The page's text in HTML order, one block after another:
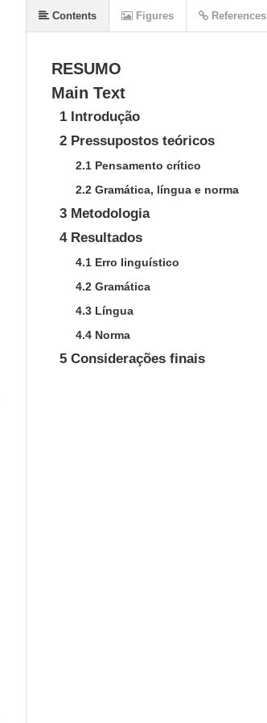
RESUMO
Main Text
1 Introdução
2 Pressupostos teóricos
2.1 Pensamento crítico
2.2 Gramática, língua e norma
3 Metodologia
4 Resultados
4.1 Erro linguístico
4.2 Gramática
4.3 Língua
4.4 Norma
5 Considerações finais
Contents Figures References